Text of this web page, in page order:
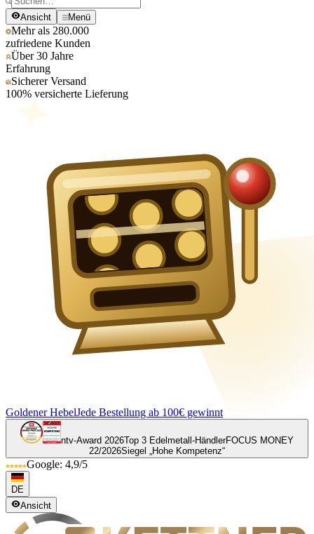
Ansicht Menü
Mehr als 280.000
zufriedene Kunden
Über 30 Jahre
Erfahrung
Sicherer Versand
100% versicherte Lieferung
Goldener HebelJede Bestellung ab 100€ gewinnt
ntv-Award 2026Top 3 Edelmetall-HändlerFOCUS MONEY
22/2026Siegel „Hohe Kompetenz“
Google: 4,9/5
DE
Ansicht